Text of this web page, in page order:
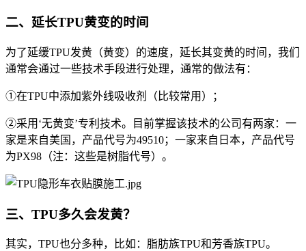
二、延长TPU黄变的时间
为了延缓TPU发黄（黄变）的速度，延长其变黄的时间，我们
通常会通过一些技术手段进行处理，通常的做法有：
①在TPU中添加紫外线吸收剂（比较常用）；
②采用‘无黄变’专利技术。目前掌握该技术的公司有两家：一
家是来自美国，产品代号为49510；一家来自日本，产品代号
为PX98（注：这些是树脂代号）。
三、TPU多久会发黄？
其实，TPU也分多种，比如：脂肪族TPU和芳香族TPU。